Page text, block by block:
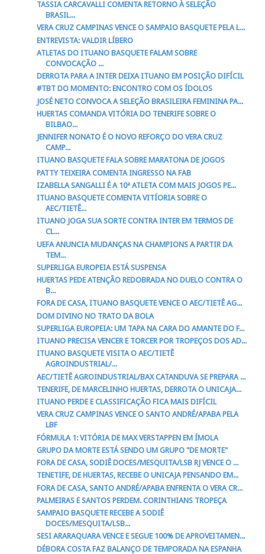
TASSIA CARCAVALLI COMENTA RETORNO À SELEÇÃO
BRASIL...
VERA CRUZ CAMPINAS VENCE O SAMPAIO BASQUETE PELA L...
ENTREVISTA: VALDIR LÍBERO
ATLETAS DO ITUANO BASQUETE FALAM SOBRE
CONVOCAÇÃO ...
DERROTA PARA A INTER DEIXA ITUANO EM POSIÇÃO DIFÍCIL
#TBT DO MOMENTO: ENCONTRO COM OS ÍDOLOS
JOSÉ NETO CONVOCA A SELEÇÃO BRASILEIRA FEMININA PA...
HUERTAS COMANDA VITÓRIA DO TENERIFE SOBRE O
BILBAO...
JENNIFER NONATO É O NOVO REFORÇO DO VERA CRUZ
CAMP...
ITUANO BASQUETE FALA SOBRE MARATONA DE JOGOS
PATTY TEIXEIRA COMENTA INGRESSO NA FAB
IZABELLA SANGALLI É A 10ª ATLETA COM MAIS JOGOS PE...
ITUANO BASQUETE COMENTA VITÍORIA SOBRE O
AEC/TIETÊ...
ITUANO JOGA SUA SORTE CONTRA INTER EM TERMOS DE
CL...
UEFA ANUNCIA MUDANÇAS NA CHAMPIONS A PARTIR DA
TEM...
SUPERLIGA EUROPEIA ESTÁ SUSPENSA
HUERTAS PEDE ATENÇÃO REDOBRADA NO DUELO CONTRA O
B...
FORA DE CASA, ITUANO BASQUETE VENCE O AEC/TIETÊ AG...
DOM DIVINO NO TRATO DA BOLA
SUPERLIGA EUROPEIA: UM TAPA NA CARA DO AMANTE DO F...
ITUANO PRECISA VENCER E TORCER POR TROPEÇOS DOS AD...
ITUANO BASQUETE VISITA O AEC/TIETÊ
AGROINDUSTRIAL/...
AEC/TIETÊ AGROINDUSTRIAL/BAX CATANDUVA SE PREPARA ...
TENERIFE, DE MARCELINHO HUERTAS, DERROTA O UNICAJA...
ITUANO PERDE E CLASSIFICAÇÃO FICA MAIS DIFÍCIL
VERA CRUZ CAMPINAS VENCE O SANTO ANDRÉ/APABA PELA
LBF
FÓRMULA 1: VITÓRIA DE MAX VERSTAPPEN EM ÍMOLA
GRUPO DA MORTE ESTÁ SENDO UM GRUPO "DE MORTE"
FORA DE CASA, SODIÊ DOCES/MESQUITA/LSB RJ VENCE O ...
TENETIFE, DE HUERTAS, RECEBE O UNICAJA PENSANDO EM...
FORA DE CASA, SANTO ANDRÉ/APABA ENFRENTA O VERA CR...
PALMEIRAS E SANTOS PERDEM. CORINTHIANS TROPEÇA
SAMPAIO BASQUETE RECEBE A SODIÊ
DOCES/MESQUITA/LSB...
SESI ARARAQUARA VENCE E SEGUE 100% DE APROVEITAMEN...
DÉBORA COSTA FAZ BALANÇO DE TEMPORADA NA ESPANHA